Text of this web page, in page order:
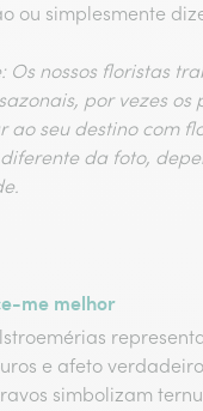
ou simplesmente
Os nossos floristas
por vezes os
ao seu destino com
da foto,
me melhor
e afeto verdadeiro
simbolizam